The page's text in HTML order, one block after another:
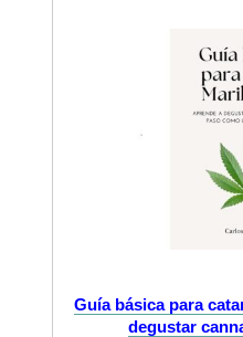
Guía básica para
degustar